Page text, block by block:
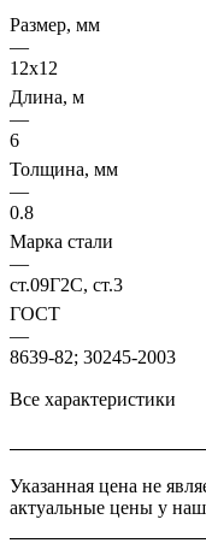
Размер, мм
—
12х12
Длина, м
—
6
Толщина, мм
—
0.8
Марка стали
—
ст.09Г2С, ст.3
ГОСТ
—
8639-82; 30245-2003
Все характеристики
Указанная цена не
актуальные цены у